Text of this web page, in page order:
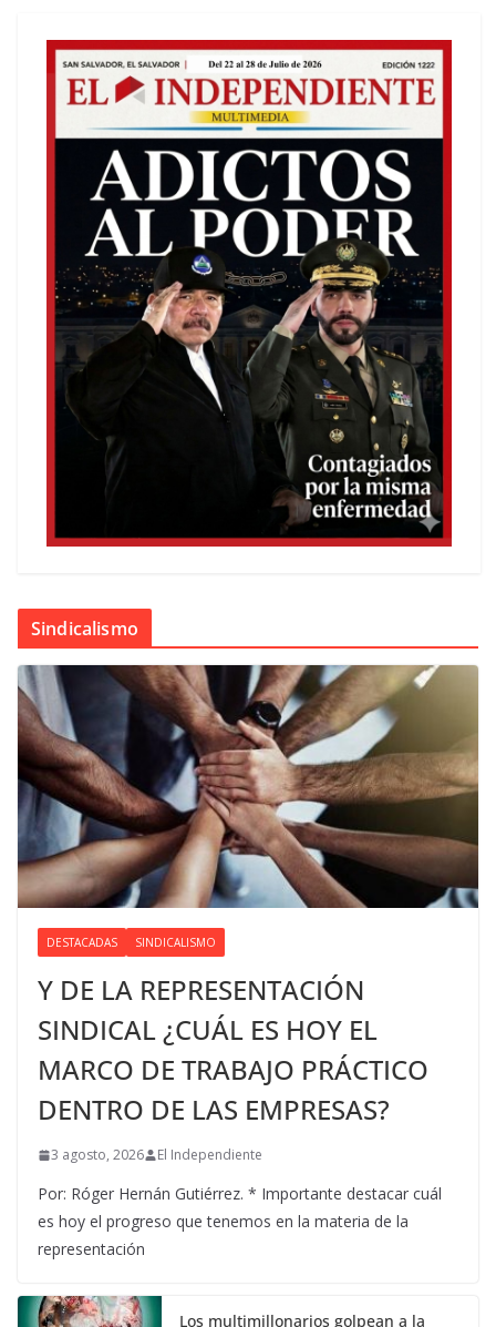
Sindicalismo
DESTACADAS SINDICALISMO
Y DE LA REPRESENTACIÓN
SINDICAL ¿CUÁL ES HOY EL
MARCO DE TRABAJO PRÁCTICO
DENTRO DE LAS EMPRESAS?
3 agosto, 2026 El Independiente
Por: Róger Hernán Gutiérrez. * Importante destacar cuál
es hoy el progreso que tenemos en la materia de la
representación
Los multimillonarios golpean a la